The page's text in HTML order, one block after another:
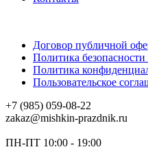
Договор публичной
Политика
Политика
Пользовательское
+7 (985) 059-08-22
zakaz@mishkin-prazdnik.ru
ПН-ПТ 10:00 - 19:00